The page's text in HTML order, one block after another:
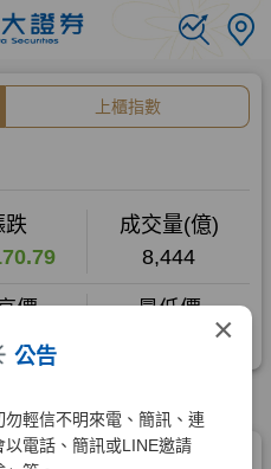
×
公告
輕信不明來電、簡訊、連
電話、簡訊或LINE邀請